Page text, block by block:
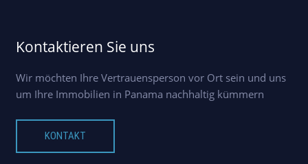
Kontaktieren Sie uns
Wir möchten Ihre Vertrauensperson vor Ort sein und uns
um Ihre Immobilien in Panama nachhaltig kümmern
KONTAKT